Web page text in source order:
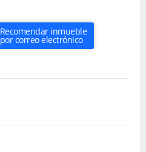
Recomendar inmueble
por correo electrónico